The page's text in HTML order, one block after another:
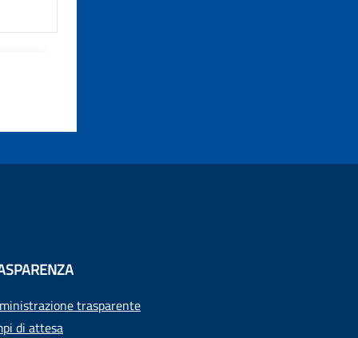
trasparente
di attesa